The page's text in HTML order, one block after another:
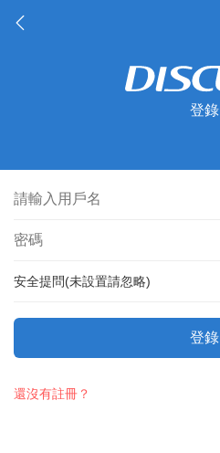
登錄
安全提問(未設置請忽略)
登錄
還沒有註冊？